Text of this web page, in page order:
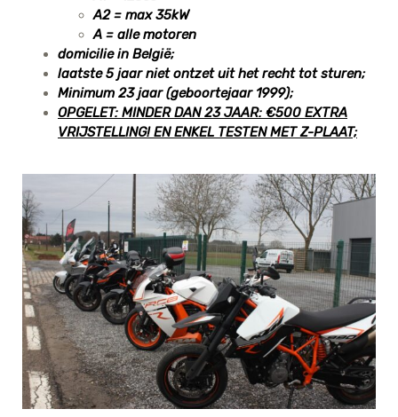
A2 = max 35kW
A = alle motoren
domicilie in België;
laatste 5 jaar niet ontzet uit het recht tot sturen;
Minimum 23 jaar (geboortejaar 1999);
OPGELET: MINDER DAN 23 JAAR: €500 EXTRA
VRIJSTELLING! EN ENKEL TESTEN MET Z-PLAAT;